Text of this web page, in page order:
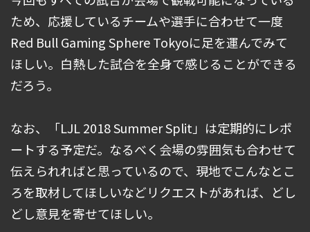
ため、応援しているチームや選手に合わせて一度
Red Bull Gaming Sphere Tokyoに足を運んでみて
ほしい。白熱した試合を全身で感じることができる
だろう。
なお、「LJL 2018 Summer Split」は定期的にレポ
ートする予定だ。なるべく会場の雰囲気も合わせて
伝えられればと思っているので、現地でこんなとこ
ろを取材してほしいなどリクエストがあれば、どし
どし意見を寄せてほしい。